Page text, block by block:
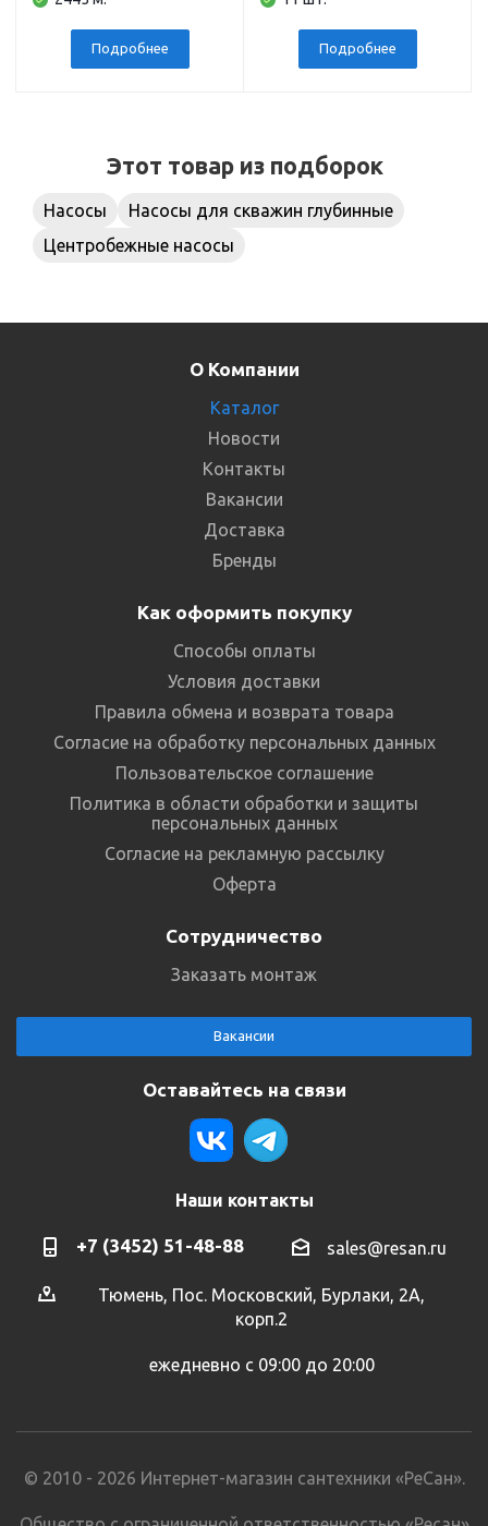
Подробнее
подключение 1 дюйм
Подробнее
Этот товар из подборок
Насосы
Насосы для скважин глубинные
Центробежные насосы
О Компании
Каталог
Новости
Контакты
Вакансии
Доставка
Бренды
Как оформить покупку
Способы оплаты
Условия доставки
Правила обмена и возврата товара
Согласие на обработку персональных данных
Пользовательское соглашение
Политика в области обработки и защиты
персональных данных
Согласие на рекламную рассылку
Оферта
Сотрудничество
Заказать монтаж
Вакансии
Оставайтесь на связи
Наши контакты
+7 (3452) 51-48-88 sales@resan.ru
Тюмень, Пос. Московский, Бурлаки, 2А,
корп.2
ежедневно с 09:00 до 20:00
© 2010 - 2026 Интернет-магазин сантехники «РеСан».